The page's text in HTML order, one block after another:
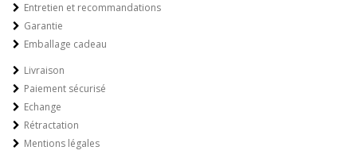
Entretien et recommandations
Garantie
Emballage cadeau
Livraison
Paiement sécurisé
Echange
Rétractation
Mentions légales